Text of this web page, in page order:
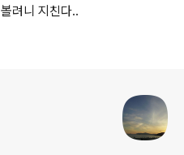
려니 지친다..